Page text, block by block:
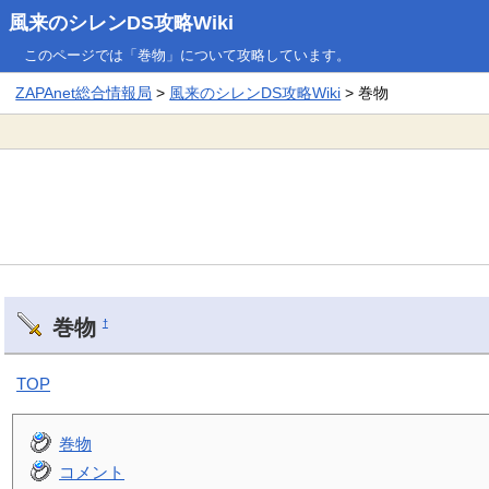
風来のシレンDS攻略Wiki
このページでは「巻物」について攻略しています。
ZAPAnet総合情報局 > 風来のシレンDS攻略Wiki > 巻物
巻物 †
TOP
巻物
コメント